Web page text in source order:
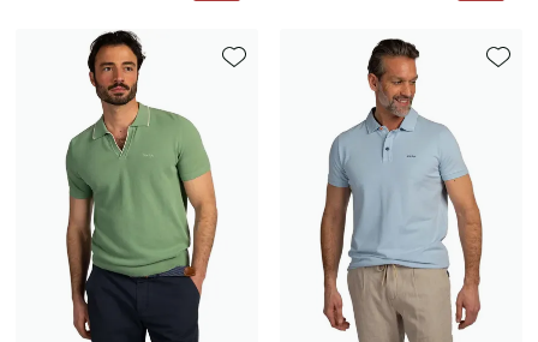
Toevoegen aan favorieten